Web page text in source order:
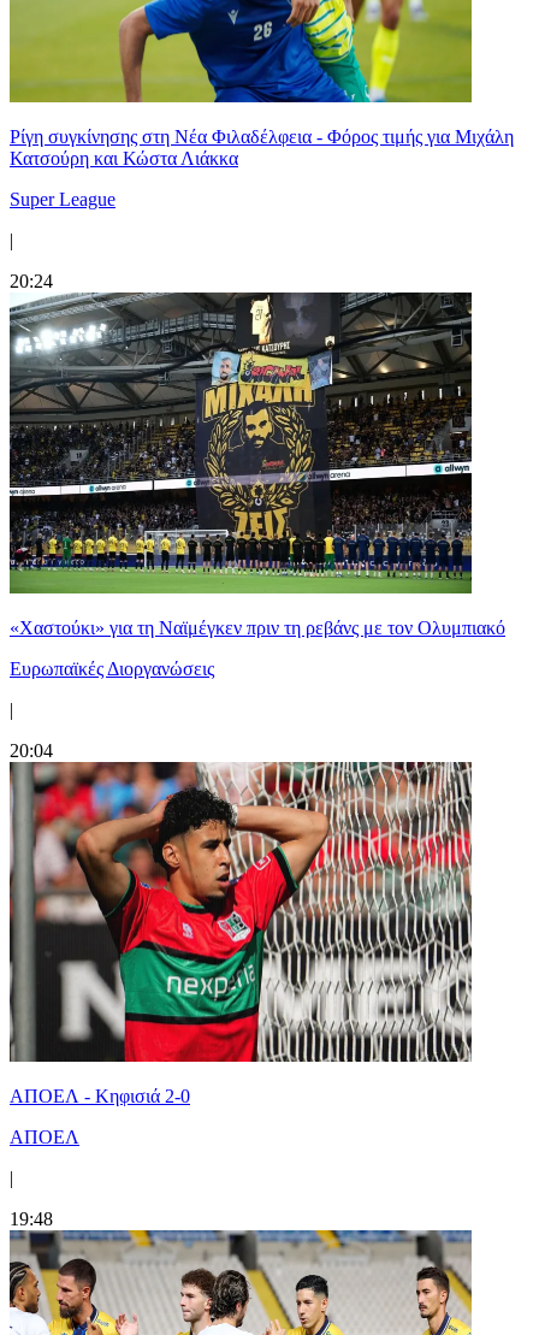
Ρίγη συγκίνησης στη Νέα Φιλαδέλφεια - Φόρος τιμής για Μιχάλη
Κατσούρη και Κώστα Λιάκκα
Super League
|
20:24
«Χαστούκι» για τη Ναϊμέγκεν πριν τη ρεβάνς με τον Ολυμπιακό
Ευρωπαϊκές Διοργανώσεις
|
20:04
ΑΠΟΕΛ - Κηφισιά 2-0
ΑΠΟΕΛ
|
19:48